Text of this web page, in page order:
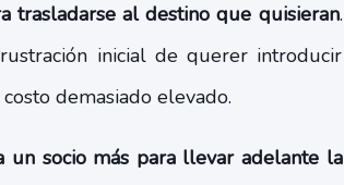
trasladarse al destino que quisieran.
inicial de querer introducir
demasiado elevado.
socio más para llevar adelante la